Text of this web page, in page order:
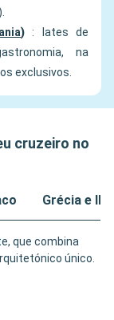
) : Iates de
na
exclusivos.
cruzeiro no
Grécia e
que combina
único.